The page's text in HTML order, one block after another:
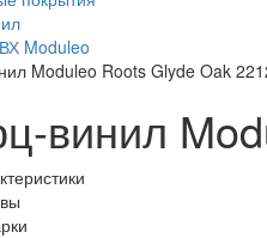
Moduleo
Moduleo Roots Glyde Oak
винил